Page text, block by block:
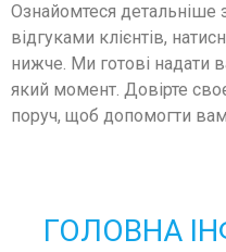
Ознайомтеся детальніше
відгуками клієнтів,
нижче. Ми готові надати
який момент. Довірте
поруч, щоб допомогти
ГОЛОВНА